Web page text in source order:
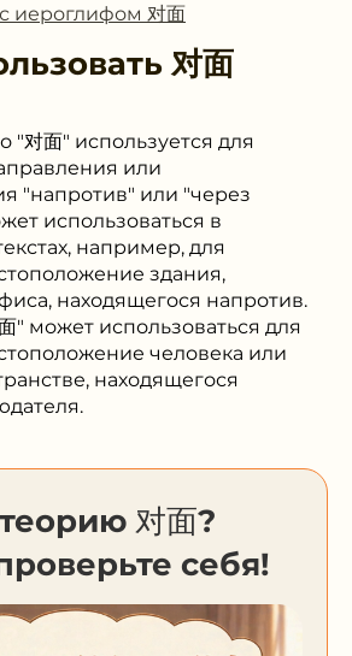
иероглифом 对面
对面
"对面" используется для
или
"напротив" или "через
использоваться в
например, для
здания,
находящегося напротив.
" может использоваться для
человека или
находящегося
对面?
себя!